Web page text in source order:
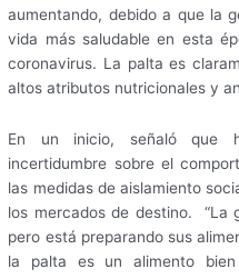
aumentando, debido a que la
vida más saludable en esta
coronavirus. La palta es
altos atributos nutricionales y
En un inicio, señaló que
incertidumbre sobre el
las medidas de aislamiento
los mercados de destino. “La
pero está preparando sus
la palta es un alimento